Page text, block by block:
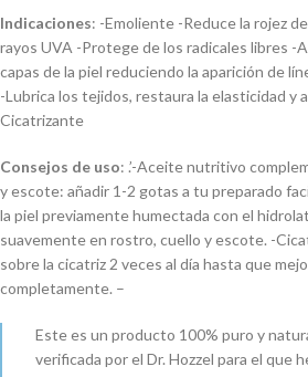
Indicaciones: -Emoliente -Reduce la rojez
rayos UVA -Protege de los radicales libres -
capas de la piel reduciendo la aparición de
-Lubrica los tejidos, restaura la elasticidad y
Cicatrizante
Consejos de uso: .’-Aceite nutritivo
y escote: añadir 1-2 gotas a tu preparado
la piel previamente humectada con el
suavemente en rostro, cuello y escote. -
sobre la cicatriz 2 veces al día hasta que
completamente. –
Este es un producto 100% puro y
verificada por el Dr. Hozzel para el que